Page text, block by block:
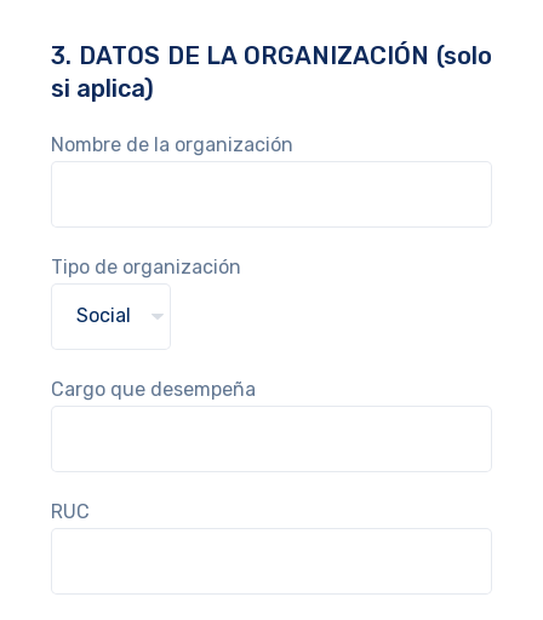
3. DATOS DE LA ORGANIZACIÓN (solo
si aplica)
Nombre de la organización
Tipo de organización
Cargo que desempeña
RUC